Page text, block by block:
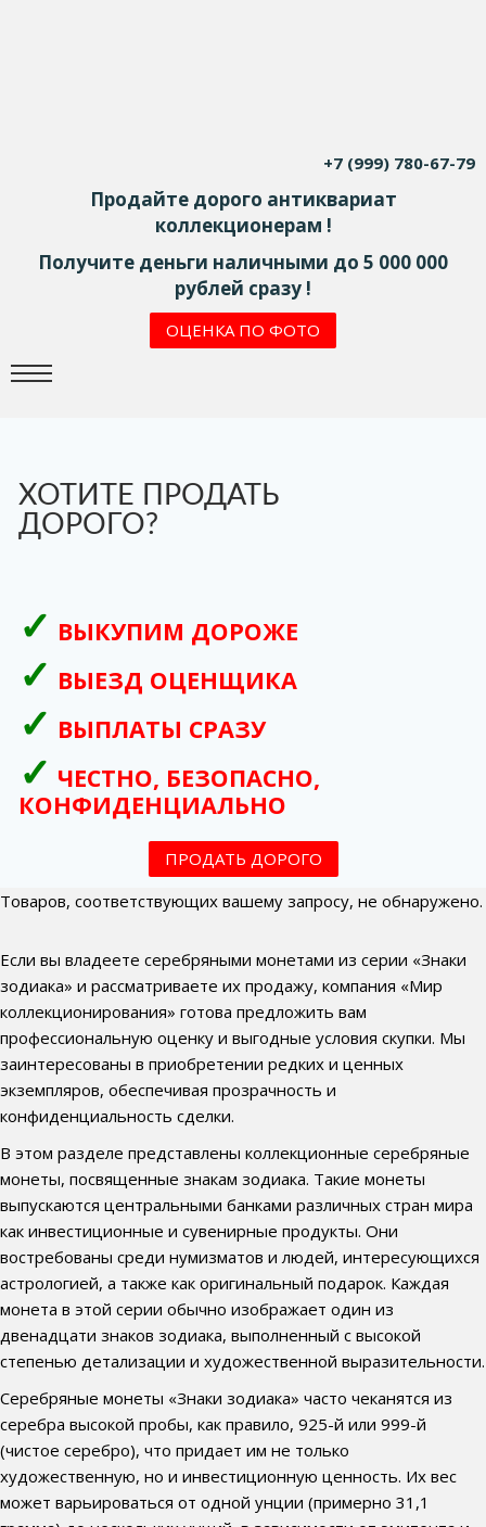
+7 (999) 780-67-79
Продайте дорого антиквариат
коллекционерам !
Получите деньги наличными до 5 000 000
рублей сразу !
ОЦЕНКА ПО ФОТО
ХОТИТЕ ПРОДАТЬ
ДОРОГО?
ВЫКУПИМ ДОРОЖЕ
ВЫЕЗД ОЦЕНЩИКА
ВЫПЛАТЫ СРАЗУ
ЧЕСТНО, БЕЗОПАСНО,
КОНФИДЕНЦИАЛЬНО
ПРОДАТЬ ДОРОГО
Товаров, соответствующих вашему запросу, не обнаружено.
Если вы владеете серебряными монетами из серии «Знаки
зодиака» и рассматриваете их продажу, компания «Мир
коллекционирования» готова предложить вам
профессиональную оценку и выгодные условия скупки. Мы
заинтересованы в приобретении редких и ценных
экземпляров, обеспечивая прозрачность и
конфиденциальность сделки.
В этом разделе представлены коллекционные серебряные
монеты, посвященные знакам зодиака. Такие монеты
выпускаются центральными банками различных стран мира
как инвестиционные и сувенирные продукты. Они
востребованы среди нумизматов и людей, интересующихся
астрологией, а также как оригинальный подарок. Каждая
монета в этой серии обычно изображает один из
двенадцати знаков зодиака, выполненный с высокой
степенью детализации и художественной выразительности.
Серебряные монеты «Знаки зодиака» часто чеканятся из
серебра высокой пробы, как правило, 925-й или 999-й
(чистое серебро), что придает им не только
художественную, но и инвестиционную ценность. Их вес
может варьироваться от одной унции (примерно 31,1